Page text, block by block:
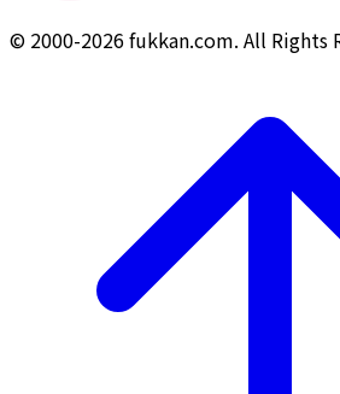
© 2000-2026 fukkan.com. All Rights